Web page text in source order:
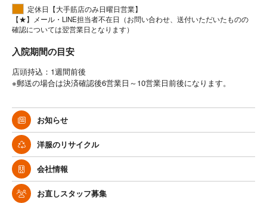
定休日【大手筋店のみ日曜日営業】
【★】メール・LINE担当者不在日（お問い合わせ、送付いただいたものの
確認については翌営業日となります）
入院期間の目安
店頭持込：1週間前後
※郵送の場合は決済確認後6営業日～10営業日前後になります。
お知らせ
洋服のリサイクル
会社情報
お直しスタッフ募集